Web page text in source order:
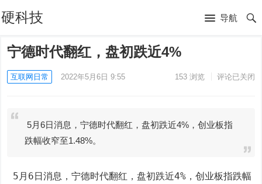
硬科技 导航
宁德时代翻红，盘初跌近4%
互联网日常 2022年5月6日 9:55 153浏览 评论已关闭
5月6日消息，宁德时代翻红，盘初跌近4%，创业板指
跌幅收窄至1.48%。
5月6日消息，宁德时代翻红，盘初跌近4%，创业板指跌幅